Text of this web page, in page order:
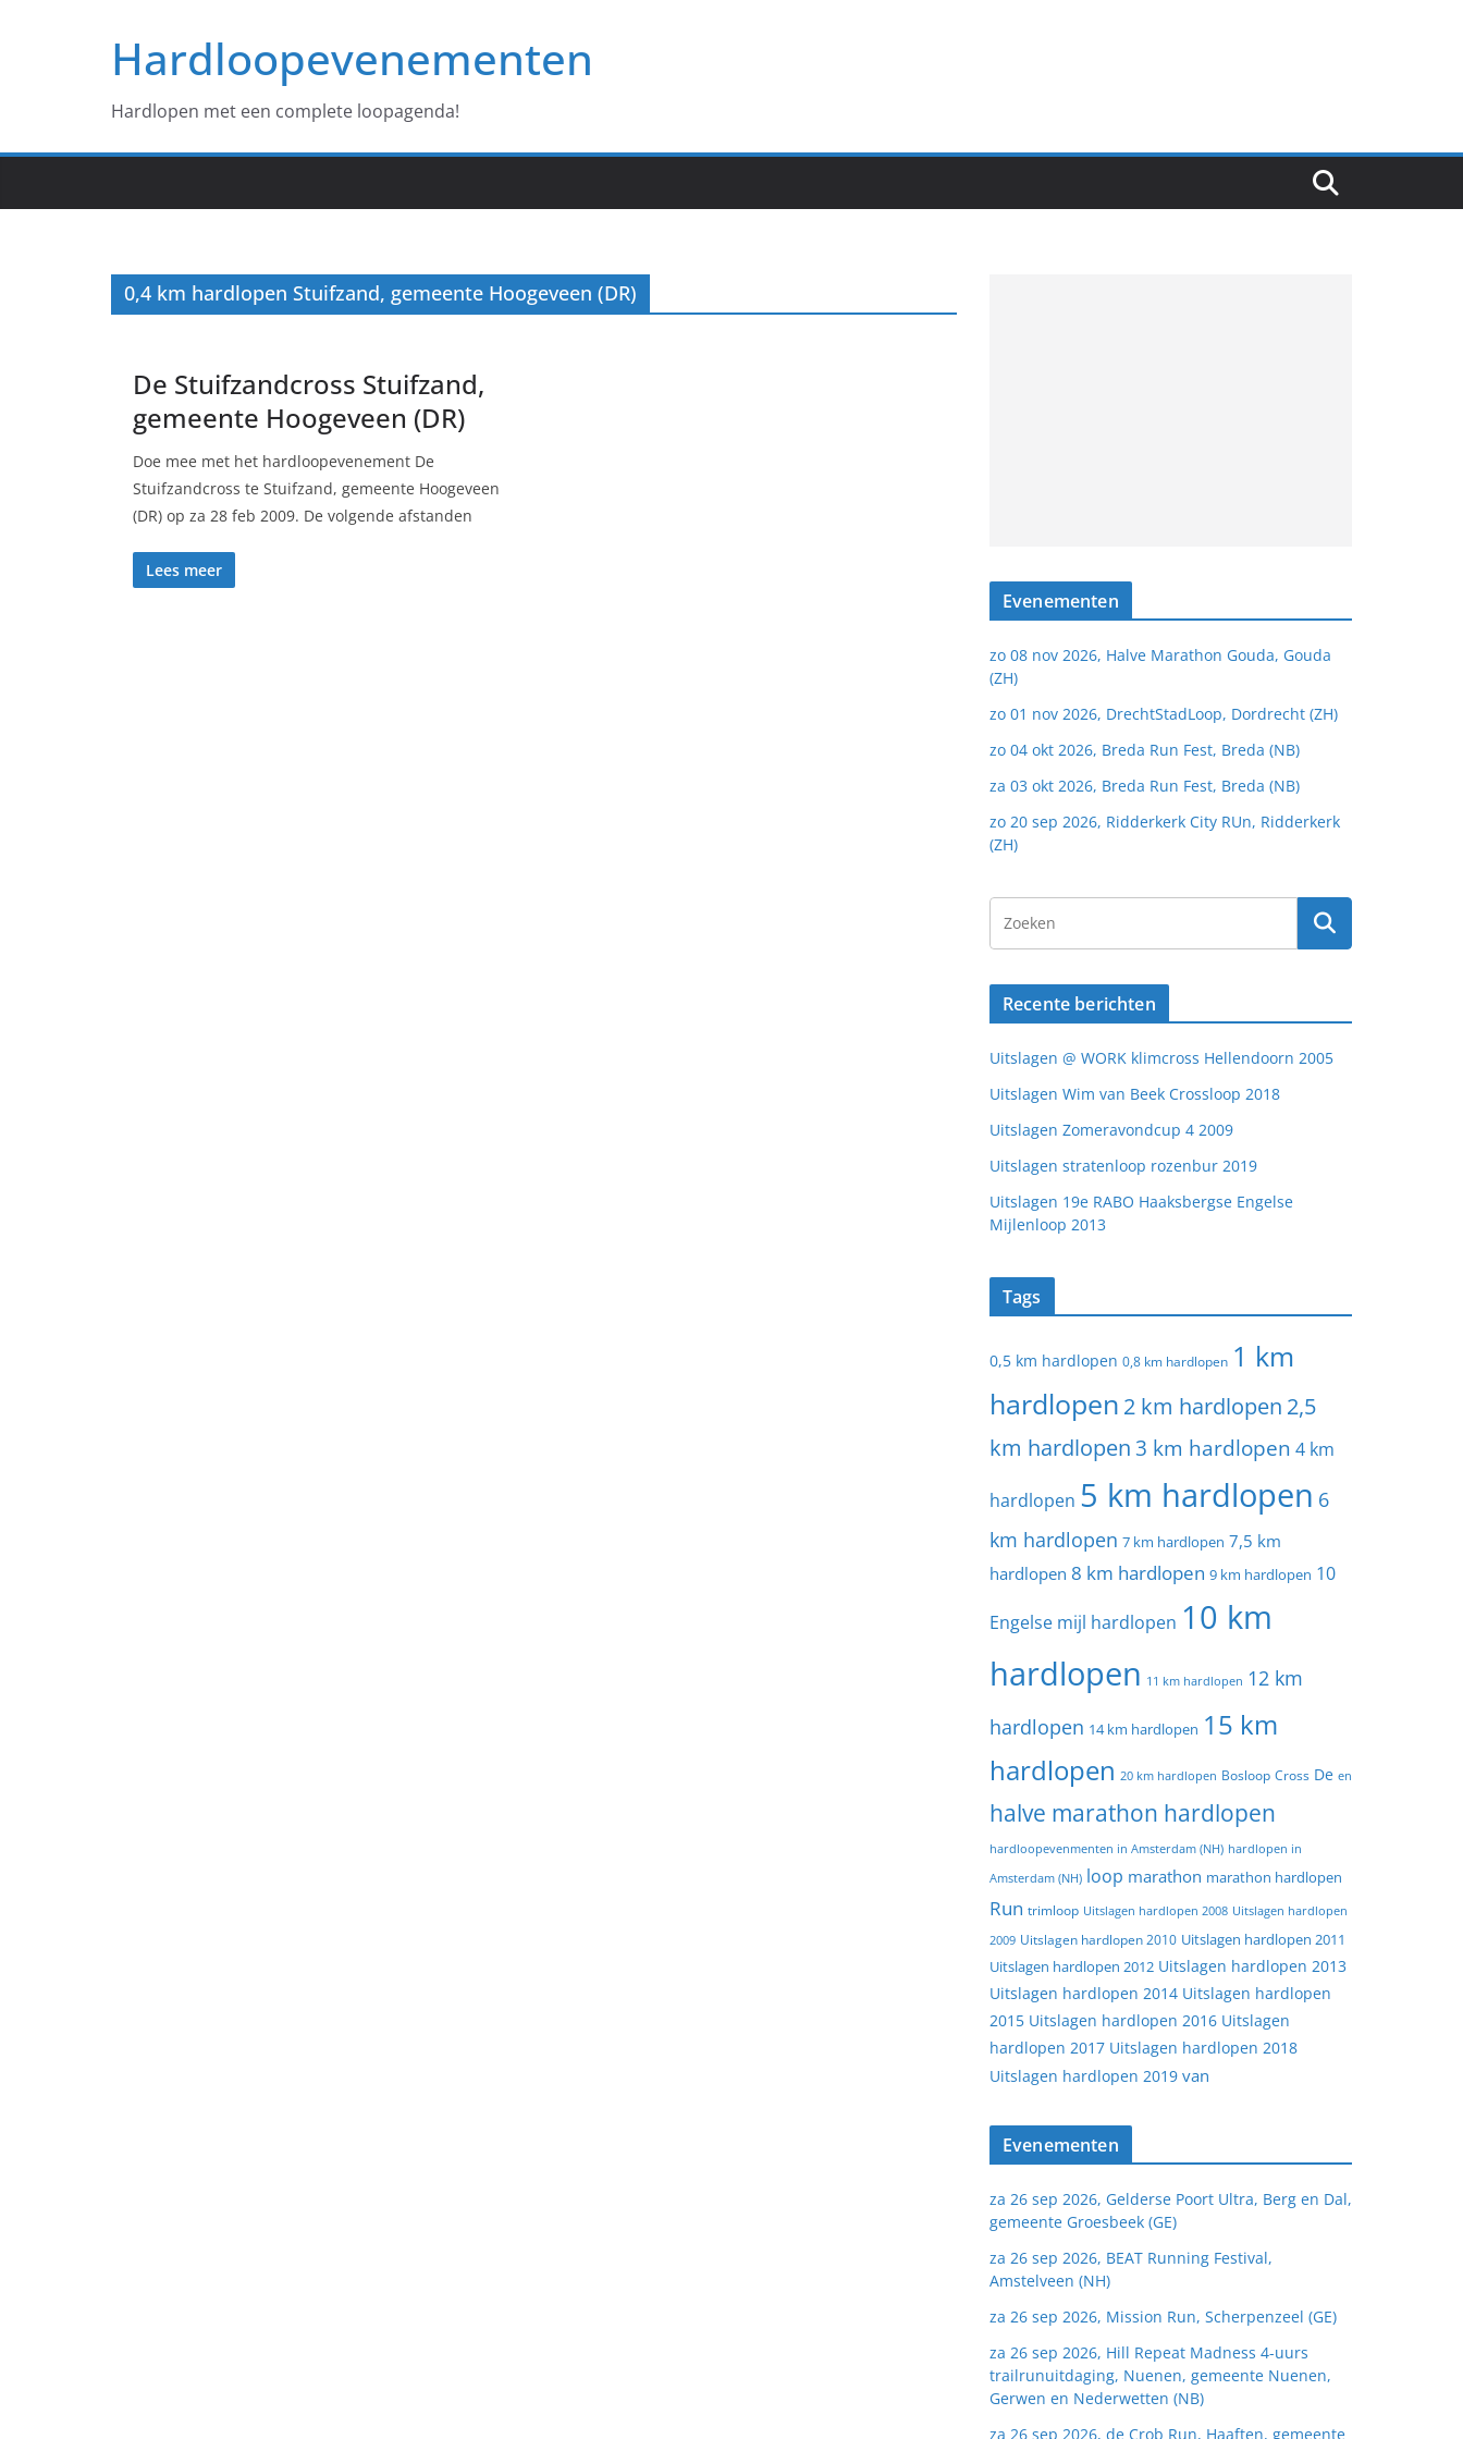
Hardloopevenementen
Hardlopen met een complete loopagenda!
0,4 km hardlopen Stuifzand, gemeente Hoogeveen (DR)
De Stuifzandcross Stuifzand,
gemeente Hoogeveen (DR)
Doe mee met het hardloopevenement De
Stuifzandcross te Stuifzand, gemeente Hoogeveen
(DR) op za 28 feb 2009. De volgende afstanden
Lees meer
Evenementen
zo 08 nov 2026, Halve Marathon Gouda, Gouda
(ZH)
zo 01 nov 2026, DrechtStadLoop, Dordrecht (ZH)
zo 04 okt 2026, Breda Run Fest, Breda (NB)
za 03 okt 2026, Breda Run Fest, Breda (NB)
zo 20 sep 2026, Ridderkerk City RUn, Ridderkerk
(ZH)
Recente berichten
Uitslagen @ WORK klimcross Hellendoorn 2005
Uitslagen Wim van Beek Crossloop 2018
Uitslagen Zomeravondcup 4 2009
Uitslagen stratenloop rozenbur 2019
Uitslagen 19e RABO Haaksbergse Engelse
Mijlenloop 2013
Tags
0,5 km hardlopen 0,8 km hardlopen 1 km
hardlopen 2 km hardlopen 2,5
km hardlopen 3 km hardlopen 4 km
hardlopen 5 km hardlopen 6
km hardlopen 7 km hardlopen 7,5 km
hardlopen 8 km hardlopen 9 km hardlopen 10
Engelse mijl hardlopen 10 km
hardlopen 11 km hardlopen 12 km
hardlopen 14 km hardlopen 15 km
hardlopen 20 km hardlopen Bosloop Cross De en
halve marathon hardlopen
hardloopevenmenten in Amsterdam (NH) hardlopen in
Amsterdam (NH) loop marathon marathon hardlopen
Run trimloop Uitslagen hardlopen 2008 Uitslagen hardlopen
2009 Uitslagen hardlopen 2010 Uitslagen hardlopen 2011
Uitslagen hardlopen 2012 Uitslagen hardlopen 2013
Uitslagen hardlopen 2014 Uitslagen hardlopen
2015 Uitslagen hardlopen 2016 Uitslagen
hardlopen 2017 Uitslagen hardlopen 2018
Uitslagen hardlopen 2019 van
Evenementen
za 26 sep 2026, Gelderse Poort Ultra, Berg en Dal,
gemeente Groesbeek (GE)
za 26 sep 2026, BEAT Running Festival,
Amstelveen (NH)
za 26 sep 2026, Mission Run, Scherpenzeel (GE)
za 26 sep 2026, Hill Repeat Madness 4-uurs
trailrunuitdaging, Nuenen, gemeente Nuenen,
Gerwen en Nederwetten (NB)
za 26 sep 2026, de Crob Run, Haaften, gemeente